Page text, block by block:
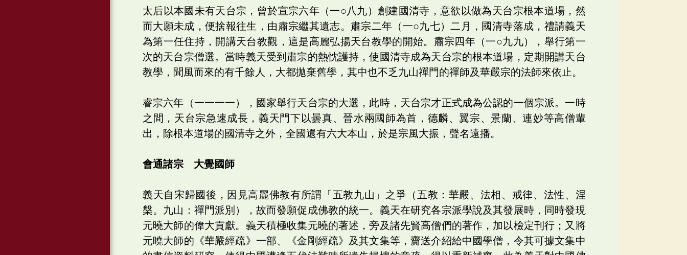
太后以本國未有天台宗，曾於宣宗六年（一○八九）創建國清寺，意欲以做為天台宗根本道場，然
而大願未成，便捨報往生，由肅宗繼其遺志。肅宗二年（一○九七）二月，國清寺落成，禮請義天
為第一任住持，開講天台教觀，這是高麗弘揚天台教學的開始。肅宗四年（一○九九），舉行第一
次的天台宗僧選。當時義天受到肅宗的熱忱護持，使國清寺成為天台宗的根本道場，定期開講天台
教學，聞風而來的有千餘人，大都拋棄舊學，其中也不乏九山禪門的禪師及華嚴宗的法師來依止。
睿宗六年（一一一一），國家舉行天台宗的大選，此時，天台宗才正式成為公認的一個宗派。一時
之間，天台宗急速成長，義天門下以曇真、晉水兩國師為首，德麟、翼宗、景蘭、連妙等高僧輩
出，除根本道場的國清寺之外，全國還有六大本山，於是宗風大振，聲名遠播。
會通諸宗 大覺國師
義天自宋歸國後，因見高麗佛教有所謂「五教九山」之爭（五教：華嚴、法相、戒律、法性、涅
槃。九山：禪門派別），故而發願促成佛教的統一。義天在研究各宗派學說及其發展時，同時發現
元曉大師的偉大貢獻。義天積極收集元曉的著述，旁及諸先賢高僧們的著作，加以檢定刊行；又將
元曉大師的《華嚴經疏》一部、《金剛經疏》及其文集等，齎送介紹給中國學僧，令其可據文集中